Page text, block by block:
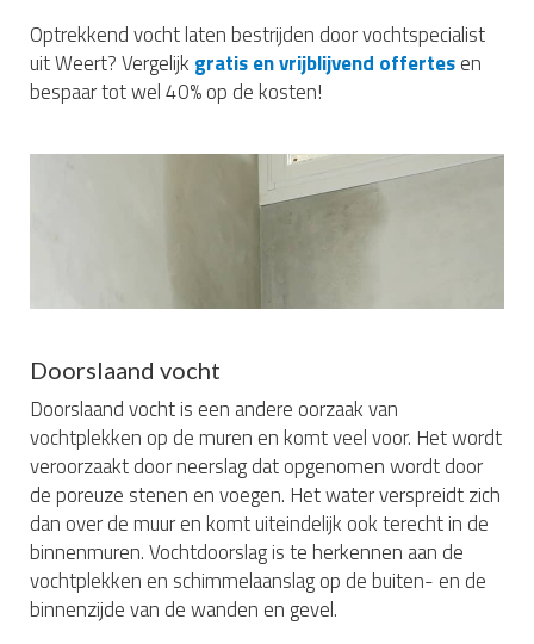
Optrekkend vocht laten bestrijden door vochtspecialist
uit Weert? Vergelijk gratis en vrijblijvend offertesen
bespaar tot wel 40% op de kosten!
Doorslaand vocht
Doorslaand vocht is een andere oorzaak van
vochtplekken op de muren en komt veel voor. Het wordt
veroorzaakt door neerslag dat opgenomen wordt door
de poreuze stenen en voegen. Het water verspreidt zich
dan over de muur en komt uiteindelijk ook terecht in de
binnenmuren. Vochtdoorslag is te herkennen aan de
vochtplekken en schimmelaanslag op de buiten- en de
binnenzijde van de wanden en gevel.